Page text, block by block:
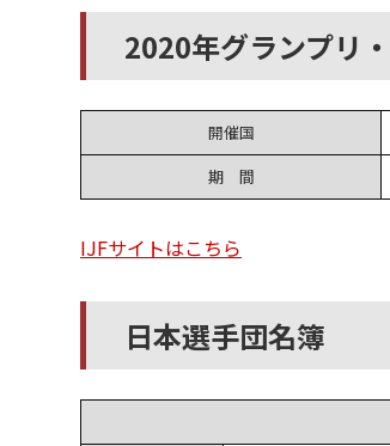
2020年グランプリ
開催国
期 間
IJFサイトはこちら
日本選手団名簿